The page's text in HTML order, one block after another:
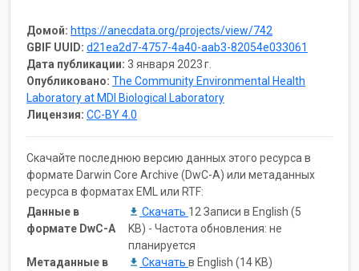
Домой: https://anecdata.org/projects/view/742
GBIF UUID: d21ea2d7-4757-4a40-aab3-82054e033061
Дата публикации: 3 января 2023 г.
Опубликовано: The Community Environmental Health
Laboratory at MDI Biological Laboratory
Лицензия: CC-BY 4.0
Скачайте последнюю версию данных этого ресурса в
формате Darwin Core Archive (DwC-A) или метаданных
ресурса в форматах EML или RTF:
Данные в
формате DwC-A
Скачать 12 Записи в English (5
KB) - Частота обновления: не
планируется
Метаданные в
Скачать в English (14 KB)